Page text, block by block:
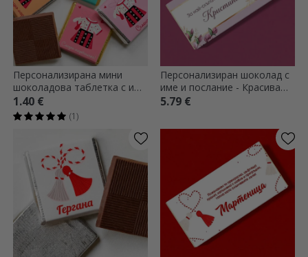
Персонализирана мини
шоколадова таблетка с име
- 1 март
1.40 €
(1)
Персонализиран шоколад с
име и послание - Красива
пролет
5.79 €